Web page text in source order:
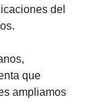
del
que
ampliamos